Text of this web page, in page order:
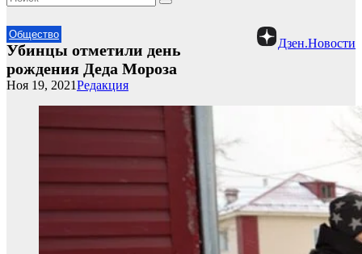
Общество
Дзен.Новости
Убинцы отметили день
рождения Деда Мороза
Редакция
Ноя 19, 2021